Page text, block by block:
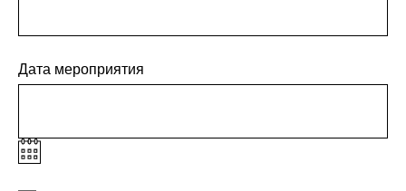
Дата мероприятия